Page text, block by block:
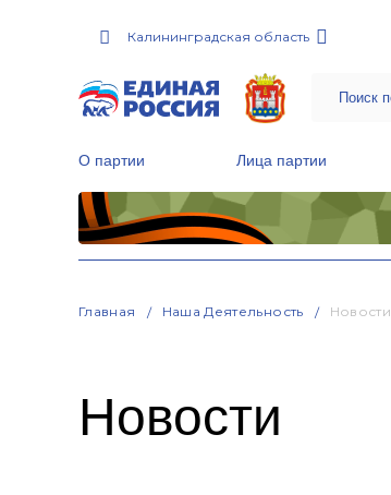
Калининградская область
О партии Лица партии
Главная Наша Деятельность Новости
Новости